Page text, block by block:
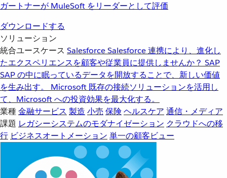
ガートナーが MuleSoft をリーダーとして評価
ダウンロードする
ソリューション
統合ユースケース SalesforceSalesforce 連携により、進化し
たエクスペリエンスを顧客や従業員に提供しませんか？ SAP
SAP の中に眠っているデータを開放することで、新しい価値
を生み出す。
Microsoft 既存の接続ソリューションを活用し
て、Microsoft への投資効果を最大化する。
業種金融サービス 製造 小売 保険 ヘルスケア 通信・メディア
課題 レガシーシステムのモダナイゼーション クラウドへの移
行 ビジネスオートメーション 単一の顧客ビュー